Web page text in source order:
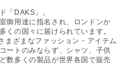
「DAKS」。
御用達に指名され、ロンドンか
くの国々に届けられています。
まざまなファッション・アイテム
ートのみならず、シャツ、子供
数多くの製品が世界各国で販売